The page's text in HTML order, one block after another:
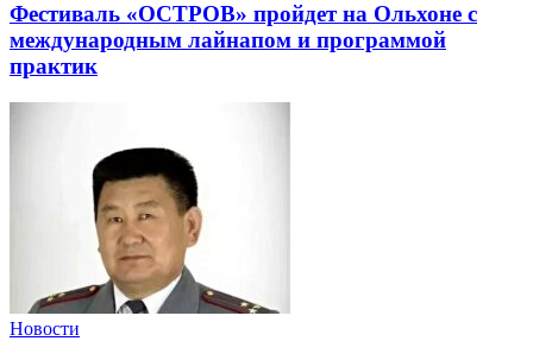
Фестиваль «ОСТРОВ» пройдет на Ольхоне с
международным лайнапом и программой
практик
Новости